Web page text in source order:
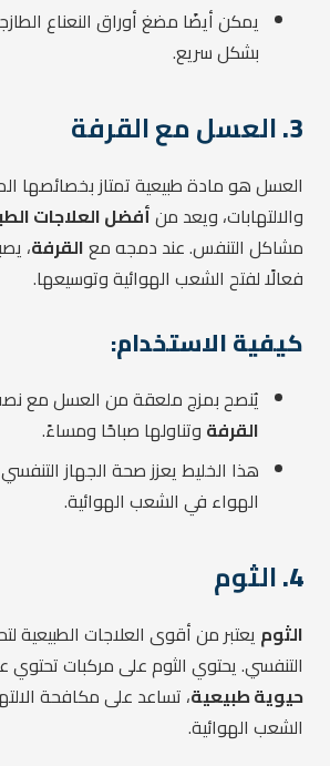
يمكن أيضًا مضغ أوراق النعناع
بشكل سريع.
3. العسل مع القرفة
العسل هو مادة طبيعية تمتاز بخصائصها
والالتهابات، ويعد منأفضل العلاجات
مشاكل التنفس. عند دمجه معالقرفة،
فعالًا لفتح الشعب الهوائية وتوسيعها.
كيفية الاستخدام:
يُنصح بمزج ملعقة من العسل مع
القرفة وتناولها صباحًا ومساءً.
هذا الخليط يعزز صحة الجهاز
الهواء في الشعب الهوائية.
4. الثوم
الثوم يعتبر من أقوى العلاجات الطبيعية
التنفسي. يحتوي الثوم على مركبات تحتوي
حيوية طبيعية، تساعد على مكافحة
الشعب الهوائية.